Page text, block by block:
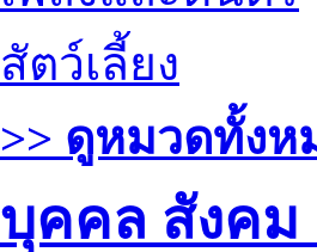
สัตว์เลี้ยง
>> ดูหมวดทั้งห
บุคคล สังค